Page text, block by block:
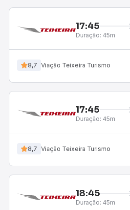
17:45
Duração: 45m
8,7 Viação Teixeira Turismo
17:45
Duração: 45m
8,7 Viação Teixeira Turismo
18:45
Duração: 45m